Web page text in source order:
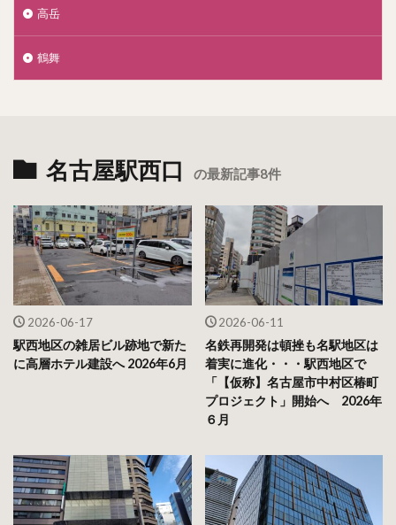
高岳
鶴舞
名古屋駅西口 の最新記事8件
2026-06-17
駅西地区の雑居ビル跡地で新た
に高層ホテル建設へ 2026年6月
2026-06-11
名鉄再開発は頓挫も名駅地区は
着実に進化・・・駅西地区で
「【仮称】名古屋市中村区椿町
プロジェクト」開始へ 2026年
６月